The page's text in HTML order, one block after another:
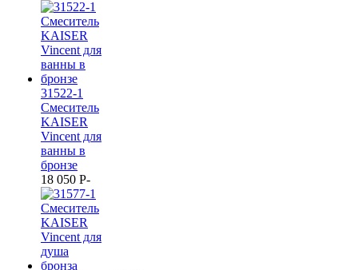
31522-1
Смеситель
KAISER
Vincent для
ванны в
бронзе
18 050 P-